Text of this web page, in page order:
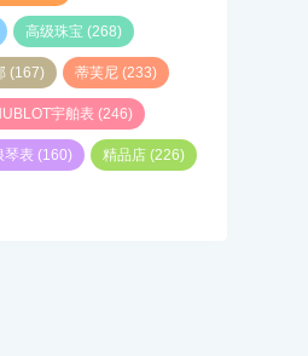
高级珠宝 (268)
(167) 蒂芙尼 (233)
宇舶表 (246)
琴表 (160) 精品店 (226)